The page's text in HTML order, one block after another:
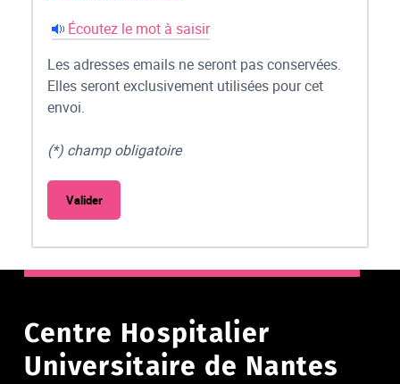
Écoutez le mot à saisir
Les adresses emails ne seront pas conservées.
Elles seront exclusivement utilisées pour cet
envoi.
(*) champ obligatoire
Centre Hospitalier
Universitaire de Nantes